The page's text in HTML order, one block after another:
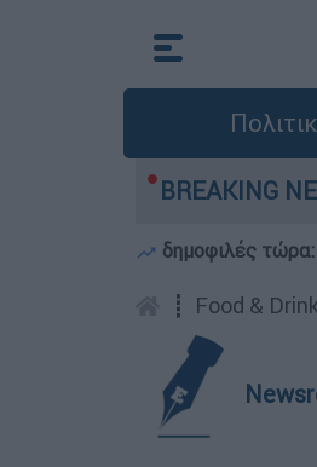
BREAKING
φωτιά τη γειτονιά που
δημοφιλές τώρα:
┋ Food &